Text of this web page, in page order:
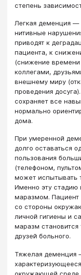
степень
Легкая деменция ―
нитивные
приводят к
пациента, к
(снижение
коллегами,
внешнему миру
проведения
сохраняет все
нормально
дома.
При умеренной
долго оставаться
пользования
(телефоном,
может испытывать
Именно эту стадию
маразмом. Пациент
со стороны
личной гигиены и
маразм
друзей больного.
Тяжелая деменция